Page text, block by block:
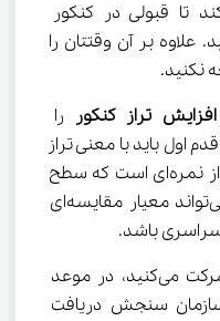
تا قبولی در کنکور
سراسری را برای خود تضمین کنید. علاوه بر آن وقتتان‌ را
تراز کنکور
را
اول باید با معنی تراز
در کنکور سراسری آشنا شوید. تراز نمره‌ای است که سطح
دانش شما را نشان می‌دهد و ‌می‌تواند معیار مقایسه‌ای
سراسری باشد.
وقتی شما در کنکور سراسری شرکت می‌کنید، در موعد
سنجش دریافت